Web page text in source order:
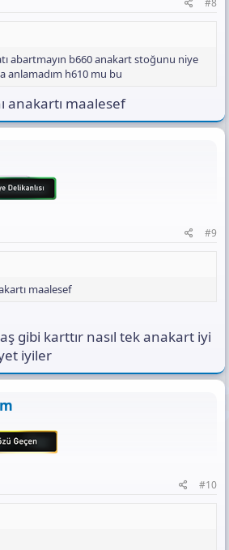
#8
abartmayın b660 anakart stoğunu niye
anlamadım h610 mu bu
anakartı maalesef
#9
maalesef
gibi karttır nasıl tek anakart iyi
iyiler
#10